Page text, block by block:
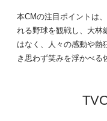
本CMの注目ポイントは、
れる野球を観戦し、大林
はなく、人々の感動や熱
き思わず笑みを浮かべる